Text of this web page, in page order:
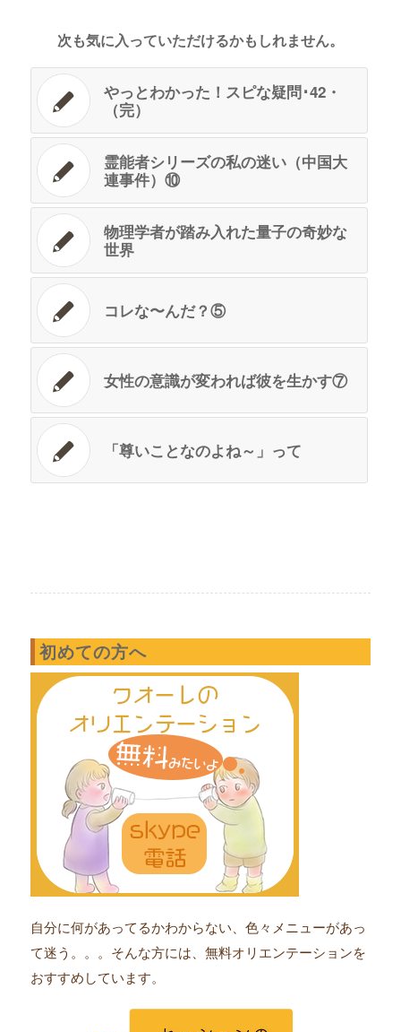
次も気に入っていただけるかもしれません。
やっとわかった！スピな疑問･42・
（完）
霊能者シリーズの私の迷い（中国大
連事件）⑩
物理学者が踏み入れた量子の奇妙な
世界
コレな〜んだ？⑤
女性の意識が変われば彼を生かす⑦
「尊いことなのよね～」って
初めての方へ
自分に何があってるかわからない、色々メニューがあっ
て迷う。。。そんな方には、無料オリエンテーションを
おすすめしています。